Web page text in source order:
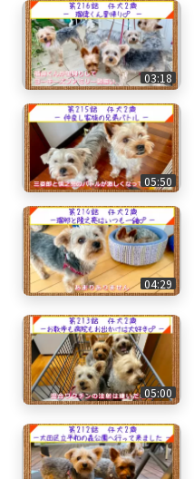
03:18
05:50
04:29
05:00